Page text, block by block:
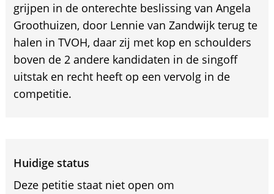
grijpen in de onterechte beslissing van Angela
Groothuizen, door Lennie van Zandwijk terug te
halen in TVOH, daar zij met kop en schoulders
boven de 2 andere kandidaten in de singoff
uitstak en recht heeft op een vervolg in de
competitie.
Huidige status
Deze petitie staat niet open om